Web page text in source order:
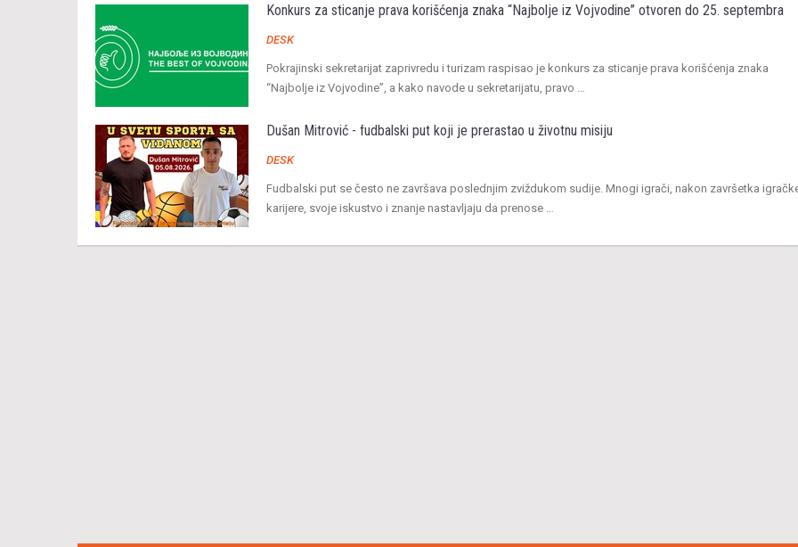
Konkurs za sticanje prava korišćenja znaka “Najbolje iz Vojvodine” otvoren do 25. septembra
DESK
Pokrajinski sekretarijat zaprivredu i turizam raspisao je konkurs za sticanje prava korišćenja znaka
“Najbolje iz Vojvodine”, a kako navode u sekretarijatu, pravo …
Dušan Mitrović - fudbalski put koji je prerastao u životnu misiju
DESK
Fudbalski put se često ne završava poslednjim zviždukom sudije. Mnogi igrači, nakon završetka
karijere, svoje iskustvo i znanje nastavljaju da prenose …